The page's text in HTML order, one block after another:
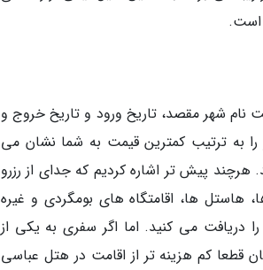
است.
نام شهر مقصد، تاریخ ورود و تاریخ خروج و
به ترتیب کمترین قیمت به شما نشان می
پیش تر اشاره کردیم که جدای از رزرو
هاستل ها، اقامتگاه های بومگردی و غیره
دریافت می کنید. اما اگر سفری به یکی از
قطعا کم هزینه تر از اقامت در هتل عباسی